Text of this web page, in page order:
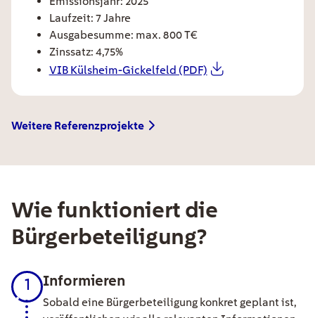
Laufzeit: 7 Jahre
Ausgabesumme: max. 800 T€
Zinssatz: 4,75%
VIB Külsheim-Gickelfeld (PDF)
EE Text
Weitere Referenzprojekte
Wie funktioniert die
Bürgerbeteiligung?
1 Informieren
Sobald eine Bürgerbeteiligung konkret geplant ist,